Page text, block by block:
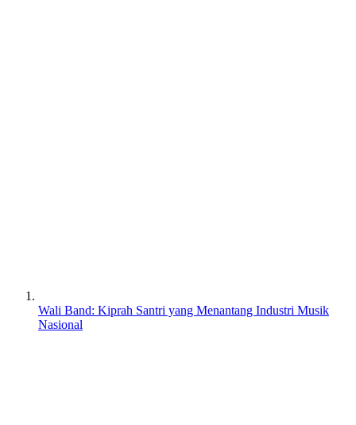
Wali Band: Kiprah Santri yang Menantang Industri Musik
Nasional